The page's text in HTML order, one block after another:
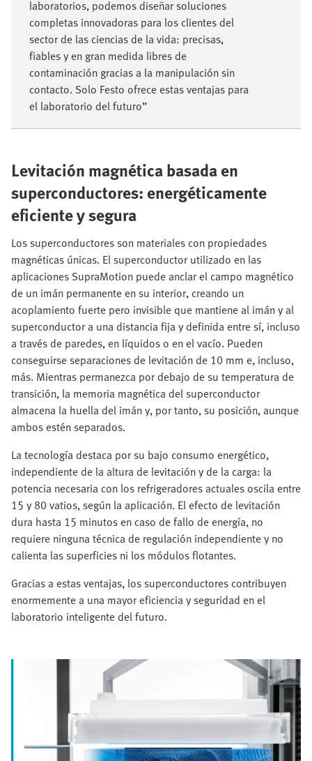
laboratorios, podemos diseñar soluciones
completas innovadoras para los clientes del
sector de las ciencias de la vida: precisas,
fiables y en gran medida libres de
contaminación gracias a la manipulación sin
contacto. Solo Festo ofrece estas ventajas para
el laboratorio del futuro”
Levitación magnética basada en
superconductores: energéticamente
eficiente y segura
Los superconductores son materiales con propiedades
magnéticas únicas. El superconductor utilizado en las
aplicaciones SupraMotion puede anclar el campo magnético
de un imán permanente en su interior, creando un
acoplamiento fuerte pero invisible que mantiene al imán y al
superconductor a una distancia fija y definida entre sí, incluso
a través de paredes, en líquidos o en el vacío. Pueden
conseguirse separaciones de levitación de 10 mm e, incluso,
más. Mientras permanezca por debajo de su temperatura de
transición, la memoria magnética del superconductor
almacena la huella del imán y, por tanto, su posición, aunque
ambos estén separados.
La tecnología destaca por su bajo consumo energético,
independiente de la altura de levitación y de la carga: la
potencia necesaria con los refrigeradores actuales oscila entre
15 y 80 vatios, según la aplicación. El efecto de levitación
dura hasta 15 minutos en caso de fallo de energía, no
requiere ninguna técnica de regulación independiente y no
calienta las superficies ni los módulos flotantes.
Gracias a estas ventajas, los superconductores contribuyen
enormemente a una mayor eficiencia y seguridad en el
laboratorio inteligente del futuro.